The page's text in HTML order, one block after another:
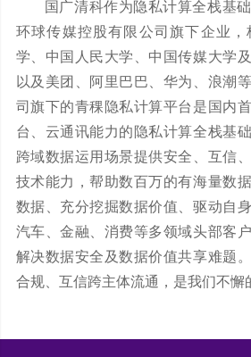
国广清科作为隐私计算全栈基
环球传媒控股有限公司旗下企业
学、中国人民大学、中国传媒大学
以及美团、阿里巴巴、华为、浪潮
司旗下的青稞隐私计算平台是国内
台、云通讯能力的隐私计算全栈基
跨域数据运用场景提供安全、互信
技术能力，帮助数百万的有海量数
数据、充分挖掘数据价值、驱动自
汽车、金融、消费等多领域头部客
解决数据安全及数据价值共享难题
合规、互信跨主体流通，是我们不懈